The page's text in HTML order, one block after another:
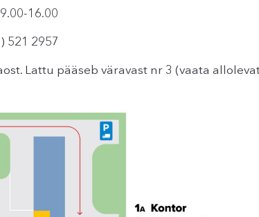
16.00
521 2957
Lattu pääseb väravast nr 3 (vaata